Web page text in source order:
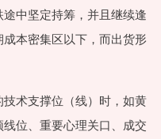
中坚定持筹，并且继续逢
本密集区以下，而出货形
术支撑位（线）时，如黄
位、重要心理关口、成交